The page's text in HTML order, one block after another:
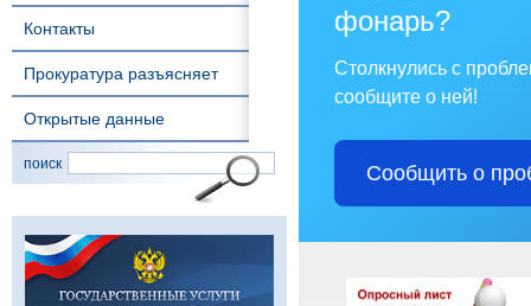
Контакты
Прокуратура разъясняет
Открытые данные
поиск
фонарь?
Столкнулись с
сообщите о ней!
Сообщить о